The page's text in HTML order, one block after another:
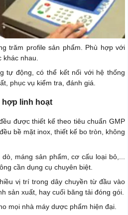
trăm profile sản phẩm. Phù hợp với
khác nhau.
tự động, có thể kết nối với hệ thống
phục vụ kiểm tra, đánh giá.
hợp linh hoạt
được thiết kế theo tiêu chuẩn GMP
bề mặt inox, thiết kế bo tròn, không
máng sản phẩm, cơ cấu loại bỏ,...
cần dụng cụ chuyên biệt.
vị trí trong dây chuyền từ đầu vào
sản xuất, hay cuối băng tải đóng gói.
mọi nhà máy dược phẩm hiện đại.